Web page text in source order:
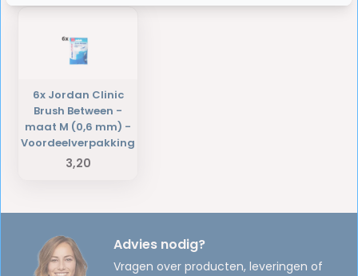
6x Jordan Clinic
Brush Between -
maat M (0,6 mm) -
Voordeelverpakking
3,20
Advies nodig?
Vragen over producten, leveringen of